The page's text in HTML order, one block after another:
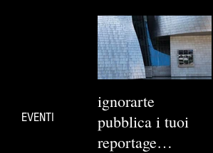
EVENTI
ignorarte
pubblica i tuoi
reportage